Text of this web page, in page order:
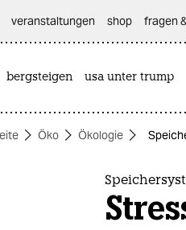
veranstaltungen shop fragen
bergsteigen usa unter trump
Öko Ökologie